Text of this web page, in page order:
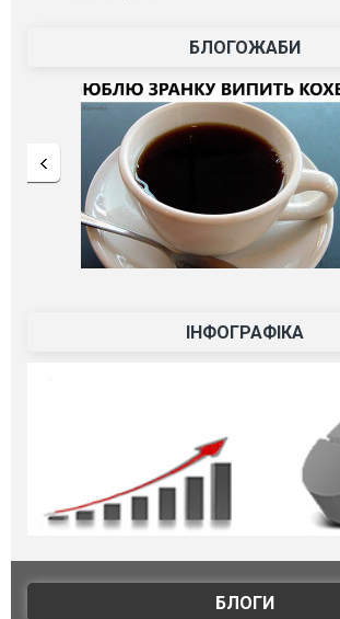
БЛОГОЖАБИ
ІНФОГРАФІКА
БЛОГИ